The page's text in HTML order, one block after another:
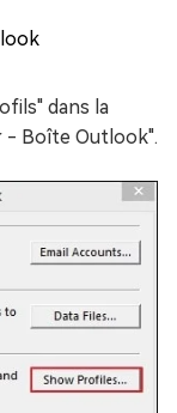
dans la
- Boîte Outlook".